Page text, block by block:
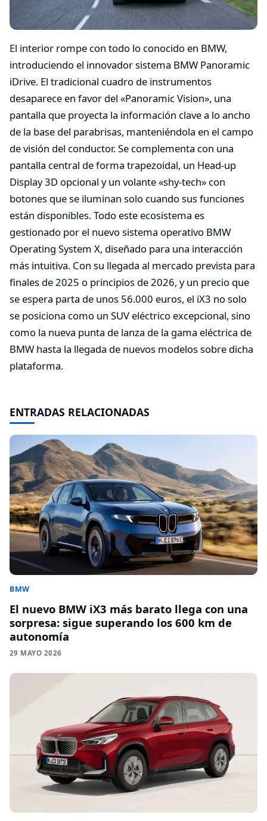
El interior rompe con todo lo conocido en BMW,
introduciendo el innovador sistema BMW Panoramic
iDrive. El tradicional cuadro de instrumentos
desaparece en favor del «Panoramic Vision», una
pantalla que proyecta la información clave a lo ancho
de la base del parabrisas, manteniéndola en el campo
de visión del conductor. Se complementa con una
pantalla central de forma trapezoidal, un Head-up
Display 3D opcional y un volante «shy-tech» con
botones que se iluminan solo cuando sus funciones
están disponibles. Todo este ecosistema es
gestionado por el nuevo sistema operativo BMW
Operating System X, diseñado para una interacción
más intuitiva. Con su llegada al mercado prevista para
finales de 2025 o principios de 2026, y un precio que
se espera parta de unos 56.000 euros, el iX3 no solo
se posiciona como un SUV eléctrico excepcional, sino
como la nueva punta de lanza de la gama eléctrica de
BMW hasta la llegada de nuevos modelos sobre dicha
plataforma.
ENTRADAS RELACIONADAS
BMW
El nuevo BMW iX3 más barato llega con una
sorpresa: sigue superando los 600 km de
autonomía
29 MAYO 2026